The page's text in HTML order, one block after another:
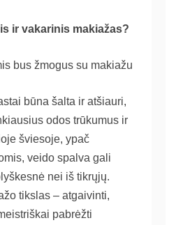
ir vakarinis makiažas?
bus žmogus su makiažu
būna šalta ir atšiauri,
odos trūkumus ir
šviesoje, ypač
veido spalva gali
nei iš tikrųjų.
tikslas – atgaivinti,
pabrėžti